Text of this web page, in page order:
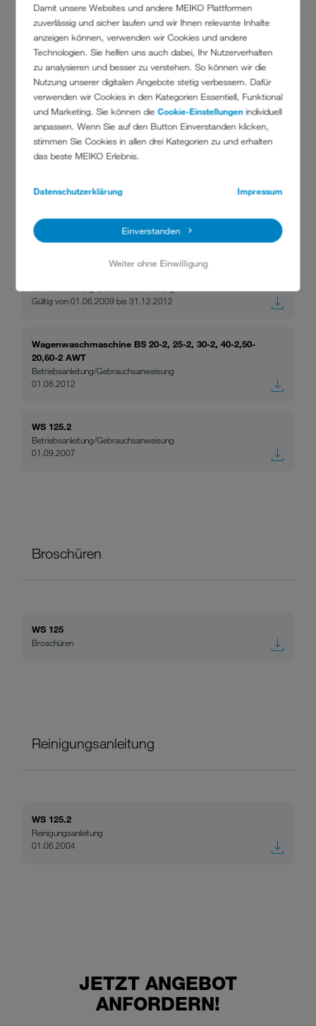
Damit unsere Websites und andere MEIKO Plattformen
zuverlässig und sicher laufen und wir Ihnen relevante Inhalte
anzeigen können, verwenden wir Cookies und andere
Technologien. Sie helfen uns auch dabei, Ihr Nutzerverhalten
zu analysieren und besser zu verstehen. So können wir die
Nutzung unserer digitalen Angebote stetig verbessern. Dafür
verwenden wir Cookies in den Kategorien Essentiell, Funktional
und Marketing. Sie können dieCookie-Einstellungenindividuell
anpassen. Wenn Sie auf den Button Einverstanden klicken,
stimmen Sie Cookies in allen drei Kategorien zu und erhalten
das beste MEIKO Erlebnis.
Datenschutzerklärung Impressum
Einverstanden
Weiter ohne Einwilligung
DOWNLOADS
Broschüren Betriebsanleitung/Gebrauchsanweisung
Betriebsanleitung/Gebrauchsanweisu
ng
Betriebsanleitung/Gebrauchsanweisung
Gültig von 01.09.2009 bis 31.07.2012
Gültig von 01.06.2009 bis 31.12.2012
Wagenwaschmaschine BS 20-2, 25-2, 30-2, 40-2,50-
20,60-2 AWT
Betriebsanleitung/Gebrauchsanweisung
01.08.2012
WS 125.2
Betriebsanleitung/Gebrauchsanweisung
01.09.2007
Broschüren
WS 125
Broschüren
Reinigungsanleitung
WS 125.2
Reinigungsanleitung
01.06.2004
JETZT ANGEBOT
ANFORDERN!